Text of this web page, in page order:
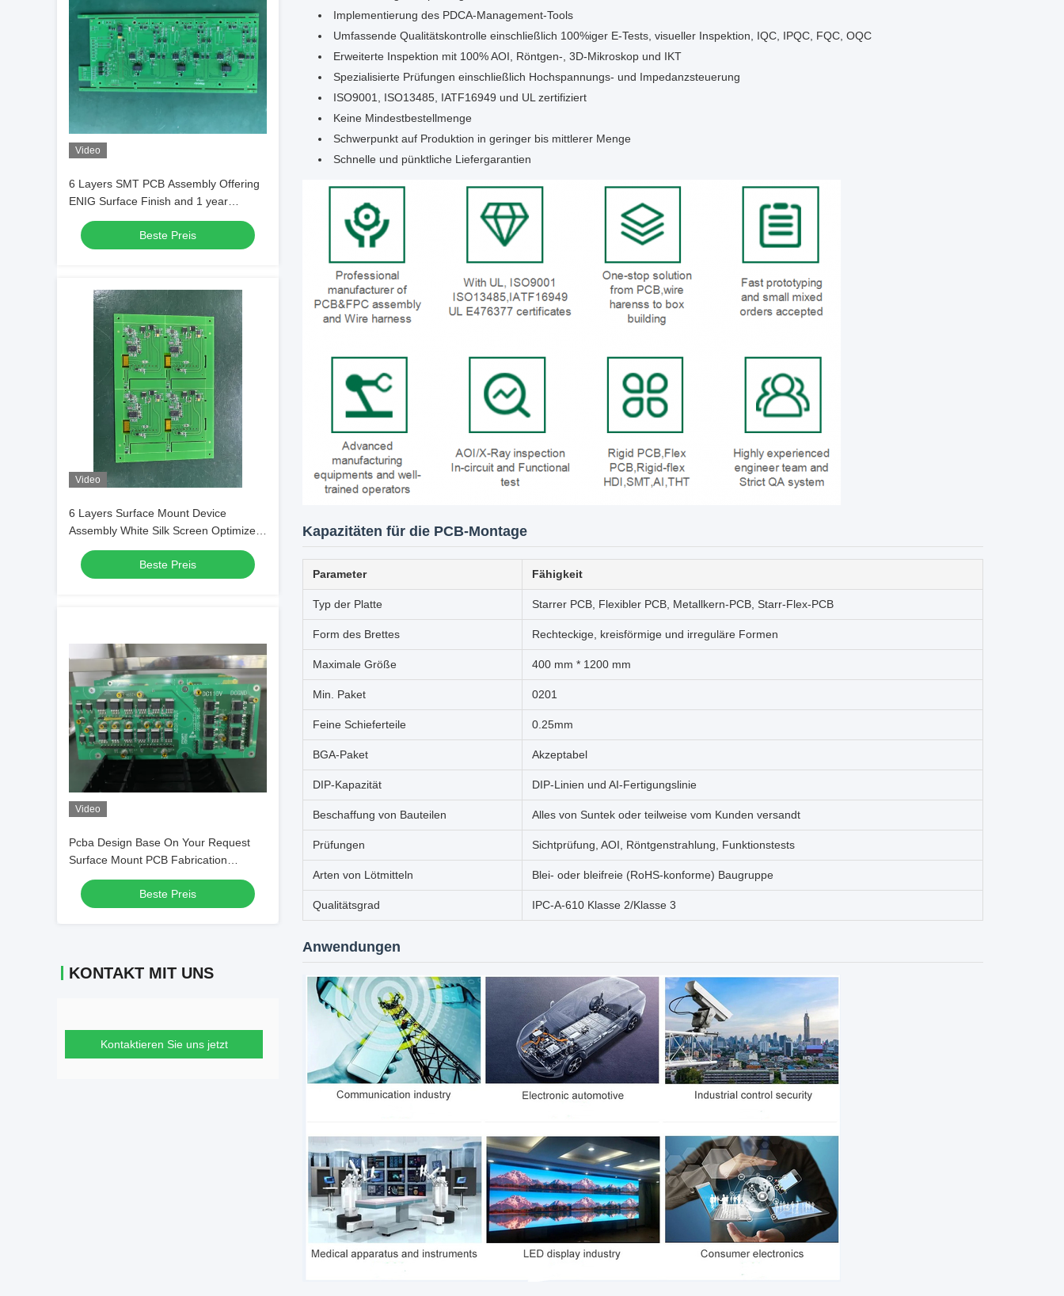
Video
6 Layers SMT PCB Assembly Offering
ENIG Surface Finish and 1 year
Guarantee Precision Electronic Circuit
Board AssemblyBeste Preis
Video
6 Layers Surface Mount Device
Assembly White Silk Screen Optimized
for Production and Enhanced Circuit
Board PerformanceBeste Preis
Video
Pcba Design Base On Your Request
Surface Mount PCB Fabrication
IPC6012D Standard Certified Offering
and PCB Manufacturing Services
Beste Preis
KONTAKT MIT UNS
Kontaktieren Sie uns jetzt
Implementierung des PDCA-Management-Tools
Umfassende Qualitätskontrolle einschließlich 100%iger E-Tests, visueller Inspektion, IQC, IPQC, FQC, OQC
Erweiterte Inspektion mit 100% AOI, Röntgen-, 3D-Mikroskop und IKT
Spezialisierte Prüfungen einschließlich Hochspannungs- und Impedanzsteuerung
ISO9001, ISO13485, IATF16949 und UL zertifiziert
Keine Mindestbestellmenge
Schwerpunkt auf Produktion in geringer bis mittlerer Menge
Schnelle und pünktliche Liefergarantien
Kapazitäten für die PCB-Montage
Parameter Fähigkeit
Typ der Platte Starrer PCB, Flexibler PCB, Metallkern-PCB, Starr-Flex-PCB
Form des Brettes Rechteckige, kreisförmige und irreguläre Formen
Maximale Größe 400 mm * 1200 mm
Min. Paket 0201
Feine Schieferteile 0.25mm
BGA-Paket Akzeptabel
DIP-Kapazität DIP-Linien und AI-Fertigungslinie
Beschaffung von Bauteilen Alles von Suntek oder teilweise vom Kunden versandt
Prüfungen Sichtprüfung, AOI, Röntgenstrahlung, Funktionstests
Arten von Lötmitteln Blei- oder bleifreie (RoHS-konforme) Baugruppe
Qualitätsgrad IPC-A-610 Klasse 2/Klasse 3
Anwendungen